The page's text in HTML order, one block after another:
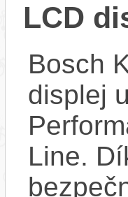
LCD
Bosch
displej
Line.